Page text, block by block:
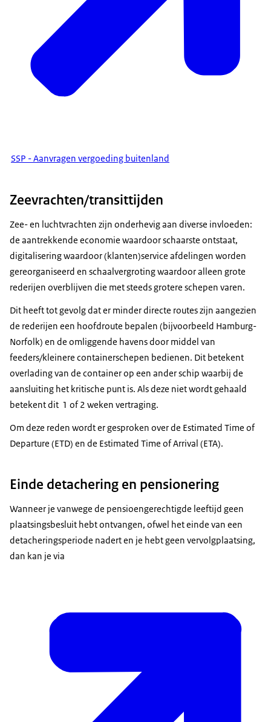
SSP - Aanvragen vergoeding buitenland
Zeevrachten/transittijden
Zee- en luchtvrachten zijn onderhevig aan diverse invloeden:
de aantrekkende economie waardoor schaarste ontstaat,
digitalisering waardoor (klanten)service afdelingen worden
gereorganiseerd en schaalvergroting waardoor alleen grote
rederijen overblijven die met steeds grotere schepen varen.
Dit heeft tot gevolg dat er minder directe routes zijn aangezien
de rederijen een hoofdroute bepalen (bijvoorbeeld Hamburg-
Norfolk) en de omliggende havens door middel van
feeders/kleinere containerschepen bedienen. Dit betekent
overlading van de container op een ander schip waarbij de
aansluiting het kritische punt is. Als deze niet wordt gehaald
betekent dit 1 of 2 weken vertraging.
Om deze reden wordt er gesproken over de Estimated Time of
Departure (ETD) en de Estimated Time of Arrival (ETA).
Einde detachering en pensionering
Wanneer je vanwege de pensioengerechtigde leeftijd geen
plaatsingsbesluit hebt ontvangen, ofwel het einde van een
detacheringsperiode nadert en je hebt geen vervolgplaatsing,
dan kan je via